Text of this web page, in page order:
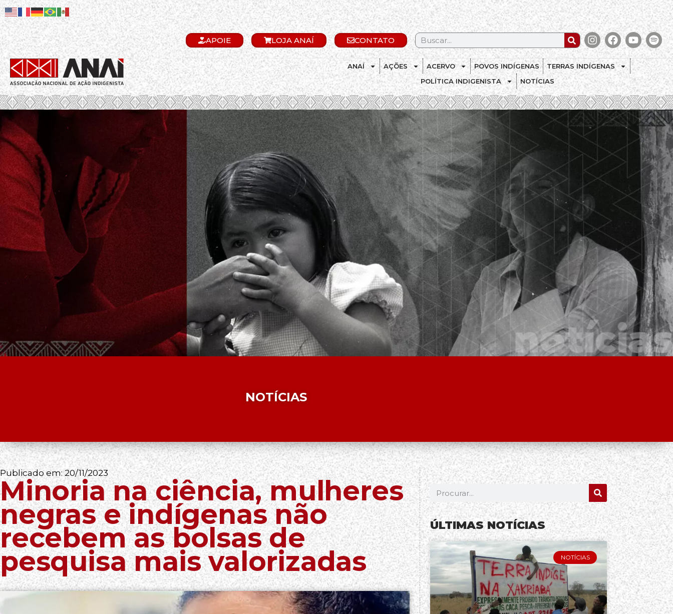
APOIE LOJA ANAÍ CONTATO
ANAÍ AÇÕES ACERVO POVOS INDÍGENAS
TERRAS INDÍGENAS
POLÍTICA INDIGENISTA
NOTÍCIAS
.
NOTÍCIAS
Publicado em:20/11/2023
Minoria na ciência, mulheres
negras e indígenas não
recebem as bolsas de
pesquisa mais valorizadas
ÚLTIMAS NOTÍCIAS
NOTÍCIAS